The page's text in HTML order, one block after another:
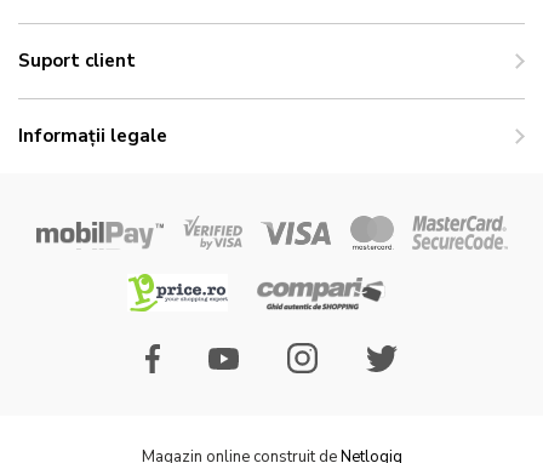
Suport client
Informații legale
Magazin online construit deNetlogiq